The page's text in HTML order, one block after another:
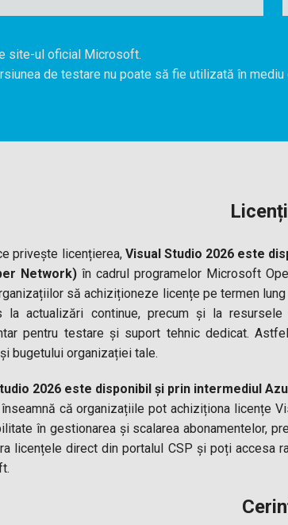
site-ul oficial Microsoft.
de testare nu poate să fie utilizată în mediu
privește licențierea, Visual Studio 2026 este
Network)în cadrul programelor Microsoft
să achiziționeze licențe pe termen
la actualizări continue, precum și la
pentru testare și suport tehnic dedicat.
bugetului organizației tale.
2026 este disponibil și prin intermediul
că organizațiile pot achiziționa licențe
în gestionarea și scalarea abonamentelor,
licențele direct din portalul CSP și poți accesa